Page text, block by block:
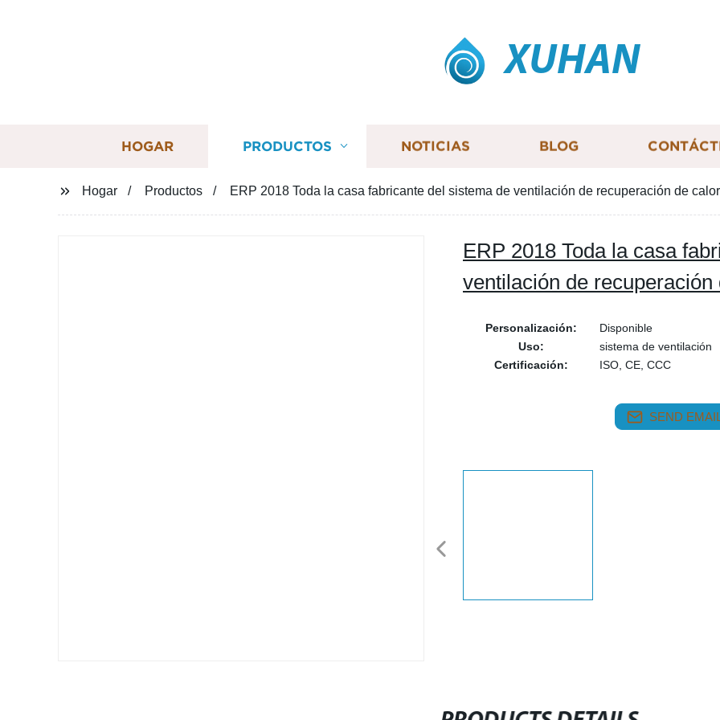
XUHAN
HOGAR PRODUCTOS NOTICIAS BLOG
Hogar Productos ERP 2018 Toda la casa fabricante del sistema de ventilación de recuperación de calor
ERP 2018 Toda la casa
ventilación de recuperación
Personalización:
Disponible
Uso:
sistema de ventilación
Certificación:
ISO, CE, CCC
SEND